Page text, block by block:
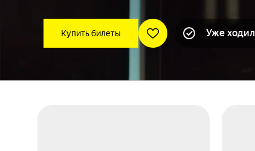
Купить билеты Уже ходил